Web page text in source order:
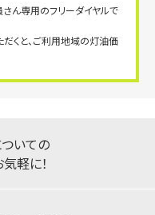
ん専用のフリーダイヤルで
くと、ご利用地域の灯油価
ついての
軽に！